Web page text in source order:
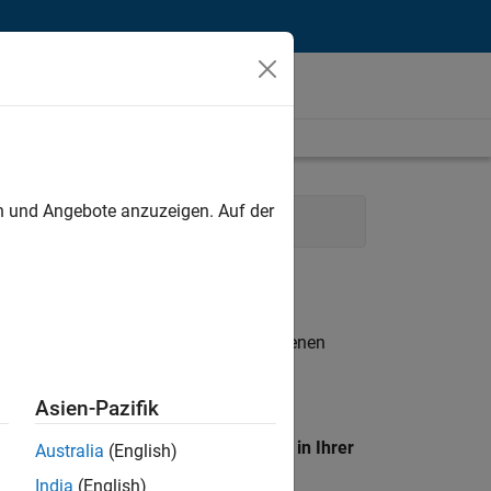
Communications Legal
. Wenn Sie noch immer keine offenen
unseres
Standort, um alle Stellenangebote in Ihrer
Angebote anzuzeigen. Auf der
Asien-Pazifik
Australia (English)
India (English)